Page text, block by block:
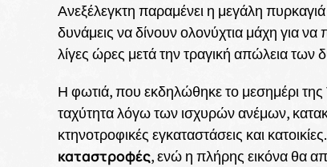
Ανεξέλεγκτη παραμένει η μεγάλη
δυνάμεις να δίνουν ολονύχτια μάχη για
λίγες ώρες μετά την τραγική απώλεια
Η φωτιά, που εκδηλώθηκε το μεσημέρι της
ταχύτητα λόγω των ισχυρών ανέμων,
κτηνοτροφικές εγκαταστάσεις και
καταστροφές, ενώ η πλήρης εικόνα θα